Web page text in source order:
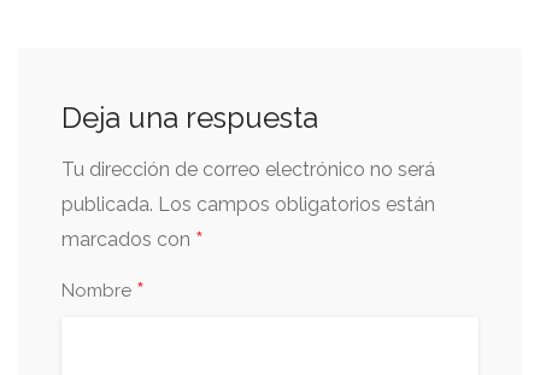
Deja una respuesta
Tu dirección de correo electrónico no será
publicada. Los campos obligatorios están
marcados con *
Nombre *